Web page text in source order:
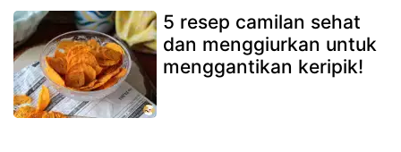
5 resep camilan sehat
dan menggiurkan untuk
menggantikan keripik!